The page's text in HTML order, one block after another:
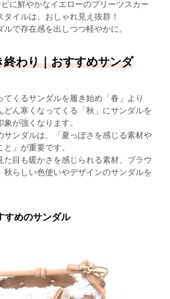
に鮮やかなイエローのプリーツスカー
タイルは、おしゃれ見え抜群！
で存在感を出しつつ軽やかに。
終わり｜おすすめサンダ
てくるサンダルを履き始め「春」より
どん寒くなってくる「秋」にサンダルを
が強くなります。
サンダルは、「夏っぽさを感じる素材や
」が重要です。
た目も暖かさを感じられる素材、ブラウ
秋らしい色使いやデザインのサンダルを
すめのサンダル